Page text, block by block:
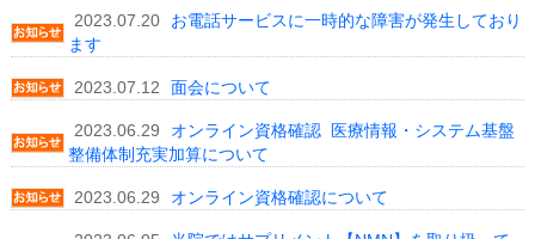
2023.07.20
お電話サービスに一時的な障害が発生しており
ます
2023.07.12 面会について
2023.06.29
オンライン資格確認 医療情報・システム基盤
整備体制充実加算について
2023.06.29 オンライン資格確認について